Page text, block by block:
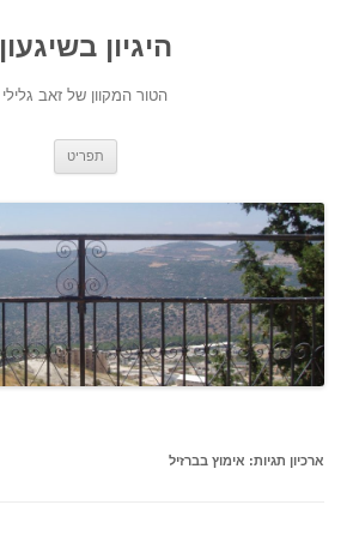
היגיון בשיגעון
הטור המקוון של זאב גלילי
תפריט
ארכיון תגיות: אימוץ בברזיל